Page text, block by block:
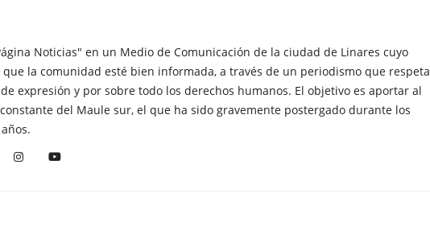
Noticias" en un Medio de Comunicación de la ciudad de Linares cuyo
que la comunidad esté bien informada, a través de un periodismo que respeta
expresión y por sobre todo los derechos humanos. El objetivo es aportar al
del Maule sur, el que ha sido gravemente postergado durante los